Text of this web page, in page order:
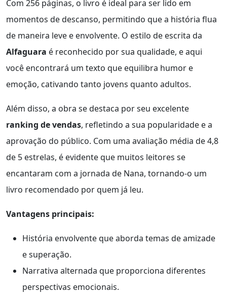
Com 256 páginas, o livro é ideal para ser lido em
momentos de descanso, permitindo que a história flua
de maneira leve e envolvente. O estilo de escrita da
Alfaguara é reconhecido por sua qualidade, e aqui
você encontrará um texto que equilibra humor e
emoção, cativando tanto jovens quanto adultos.
Além disso, a obra se destaca por seu excelente
ranking de vendas, refletindo a sua popularidade e a
aprovação do público. Com uma avaliação média de 4,8
de 5 estrelas, é evidente que muitos leitores se
encantaram com a jornada de Nana, tornando-o um
livro recomendado por quem já leu.
Vantagens principais:
História envolvente que aborda temas de amizade
e superação.
Narrativa alternada que proporciona diferentes
perspectivas emocionais.